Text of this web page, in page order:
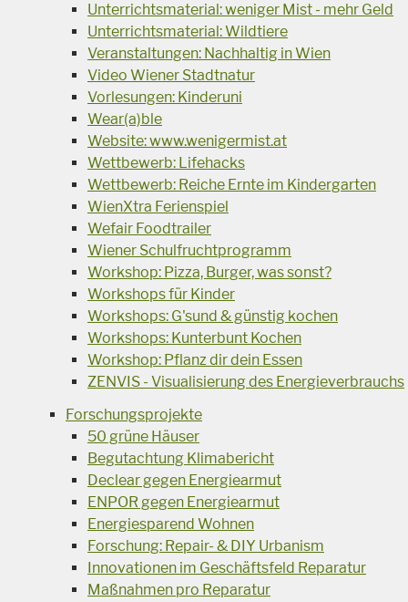
Unterrichtsmaterial: weniger Mist - mehr Geld
Unterrichtsmaterial: Wildtiere
Veranstaltungen: Nachhaltig in Wien
Video Wiener Stadtnatur
Vorlesungen: Kinderuni
Wear(a)ble
Website: www.wenigermist.at
Wettbewerb: Lifehacks
Wettbewerb: Reiche Ernte im Kindergarten
WienXtra Ferienspiel
Wefair Foodtrailer
Wiener Schulfruchtprogramm
Workshop: Pizza, Burger, was sonst?
Workshops für Kinder
Workshops: G'sund & günstig kochen
Workshops: Kunterbunt Kochen
Workshop: Pflanz dir dein Essen
ZENVIS - Visualisierung des Energieverbrauchs
Forschungsprojekte
50 grüne Häuser
Begutachtung Klimabericht
Declear gegen Energiearmut
ENPOR gegen Energiearmut
Energiesparend Wohnen
Forschung: Repair- & DIY Urbanism
Innovationen im Geschäftsfeld Reparatur
Maßnahmen pro Reparatur